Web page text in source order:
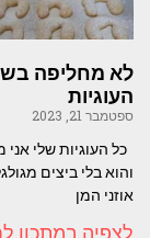
לא מחליפה
העוגיות
ספטמבר 21, 2023
כל העוגיות שלי
והוא בלי ביצים
אוזני המן
לצפיה במתכון